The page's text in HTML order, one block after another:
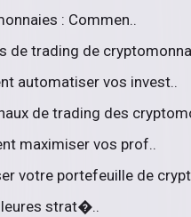
: Commen..
de trading de
automatiser vos invest..
de trading des
maximiser vos prof..
votre portefeuille de
strat�..